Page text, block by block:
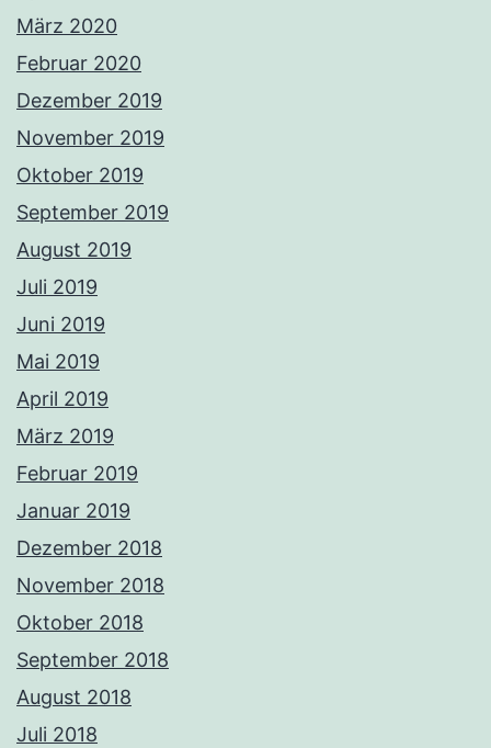
März 2020
Februar 2020
Dezember 2019
November 2019
Oktober 2019
September 2019
August 2019
Juli 2019
Juni 2019
Mai 2019
April 2019
März 2019
Februar 2019
Januar 2019
Dezember 2018
November 2018
Oktober 2018
September 2018
August 2018
Juli 2018